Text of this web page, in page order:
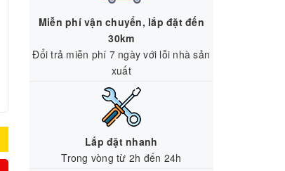
Miễn phí vận chuyển, lắp đặt đến
30km
Đổi trả miễn phí 7 ngày với lỗi nhà sản
xuất
Lắp đặt nhanh
Trong vòng từ 2h đến 24h